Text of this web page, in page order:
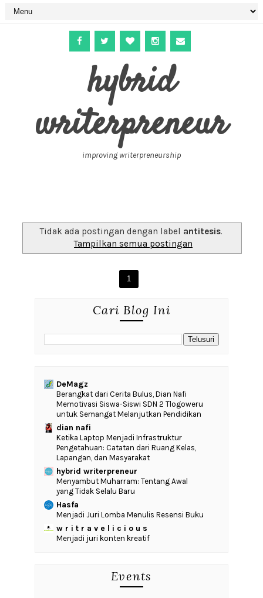
hybrid
writerpreneur
improving writerpreneurship
Tidak ada postingan dengan label antitesis.
Tampilkan semua postingan
1
Cari Blog Ini
DeMagz
‎Berangkat dari Cerita Bulus, Dian Nafi
Memotivasi Siswa-Siswi SDN 2 Tlogoweru
untuk Semangat Melanjutkan Pendidikan
dian nafi
Ketika Laptop Menjadi Infrastruktur
Pengetahuan: Catatan dari Ruang Kelas,
Lapangan, dan Masyarakat
hybrid writerpreneur
Menyambut Muharram: Tentang Awal
yang Tidak Selalu Baru
Hasfa
Menjadi Juri Lomba Menulis Resensi Buku
w r i t r a v e l i c i o u s
Menjadi juri konten kreatif
Events